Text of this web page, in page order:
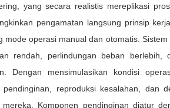
yang secara realistis mereplikasi
pengamatan langsung prinsip
operasi manual dan otomatis.
rendah, perlindungan beban berlebih,
Dengan mensimulasikan kondisi
reproduksi kesalahan, dan
Komponen pendinginan diatur